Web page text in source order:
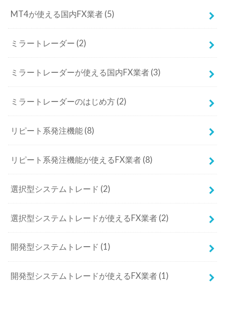
MT4が使える国内FX業者 (5)
ミラートレーダー (2)
ミラートレーダーが使える国内FX業者 (3)
ミラートレーダーのはじめ方 (2)
リピート系発注機能 (8)
リピート系発注機能が使えるFX業者 (8)
選択型システムトレード (2)
選択型システムトレードが使えるFX業者 (2)
開発型システムトレード (1)
開発型システムトレードが使えるFX業者 (1)